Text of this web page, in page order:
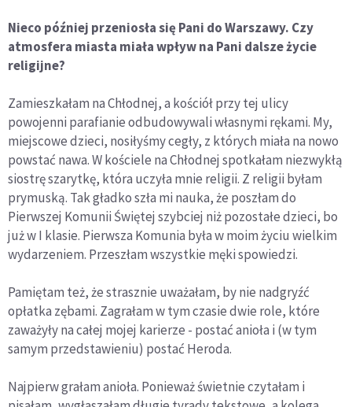
Nieco później przeniosła się Pani do Warszawy. Czy
atmosfera miasta miała wpływ na Pani dalsze życie
religijne?
Zamieszkałam na Chłodnej, a kościół przy tej ulicy
powojenni parafianie odbudowywali własnymi rękami. My,
miejscowe dzieci, nosiłyśmy cegły, z których miała na nowo
powstać nawa. W kościele na Chłodnej spotkałam niezwykłą
siostrę szarytkę, która uczyła mnie religii. Z religii byłam
prymuską. Tak gładko szła mi nauka, że poszłam do
Pierwszej Komunii Świętej szybciej niż pozostałe dzieci, bo
już w I klasie. Pierwsza Komunia była w moim życiu wielkim
wydarzeniem. Przeszłam wszystkie męki spowiedzi.
Pamiętam też, że strasznie uważałam, by nie nadgryźć
opłatka zębami. Zagrałam w tym czasie dwie role, które
zaważyły na całej mojej karierze - postać anioła i (w tym
samym przedstawieniu) postać Heroda.
Najpierw grałam anioła. Ponieważ świetnie czytałam i